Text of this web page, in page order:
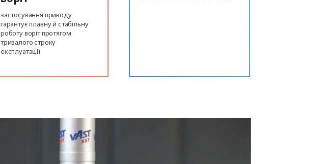
застосування приводу
гарантує плавну й стабільну
роботу воріт протягом
тривалого строку
експлуатації